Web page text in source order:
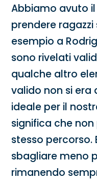
Abbiamo avuto il
prendere
esempio a
sono rivelati
qualche altro
valido non si
ideale per il
significa che
stesso percorso.
sbagliare meno
rimanendo